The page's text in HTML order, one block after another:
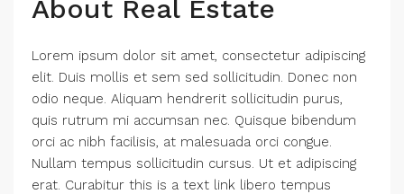
About Real Estate
Lorem ipsum dolor sit amet, consectetur adipiscing
elit. Duis mollis et sem sed sollicitudin. Donec non
odio neque. Aliquam hendrerit sollicitudin purus,
quis rutrum mi accumsan nec. Quisque bibendum
orci ac nibh facilisis, at malesuada orci congue.
Nullam tempus sollicitudin cursus. Ut et adipiscing
erat. Curabitur this is a text link libero tempus